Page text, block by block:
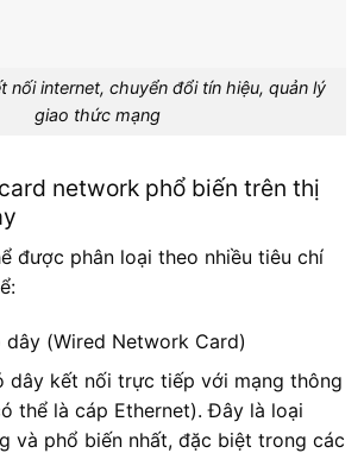
nối internet, chuyển đổi tín hiệu, quản lý
giao thức mạng
network phổ biến trên thị
được phân loại theo nhiều tiêu chí
(Wired Network Card)
dây kết nối trực tiếp với mạng thông
thể là cáp Ethernet). Đây là loại
và phổ biến nhất, đặc biệt trong các